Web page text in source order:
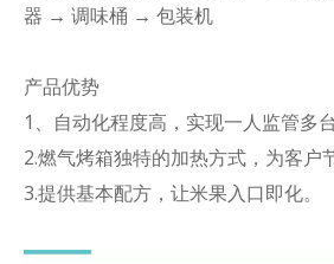
器 → 调味桶 → 包装机
产品优势
1、自动化程度高，实现一人监管多
2.燃气烤箱独特的加热方式，为客户
3.提供基本配方，让米果入口即化。